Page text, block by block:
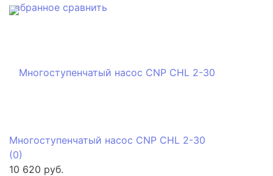
избранное сравнить
Многоступенчатый насос CNP CHL 2-30
(0)
10 620 руб.